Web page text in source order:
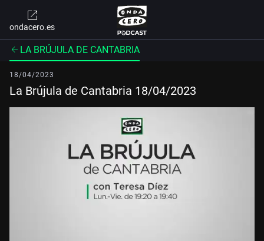
ondacero.es
LA BRÚJULA DE CANTABRIA
18/04/2023
La Brújula de Cantabria 18/04/2023